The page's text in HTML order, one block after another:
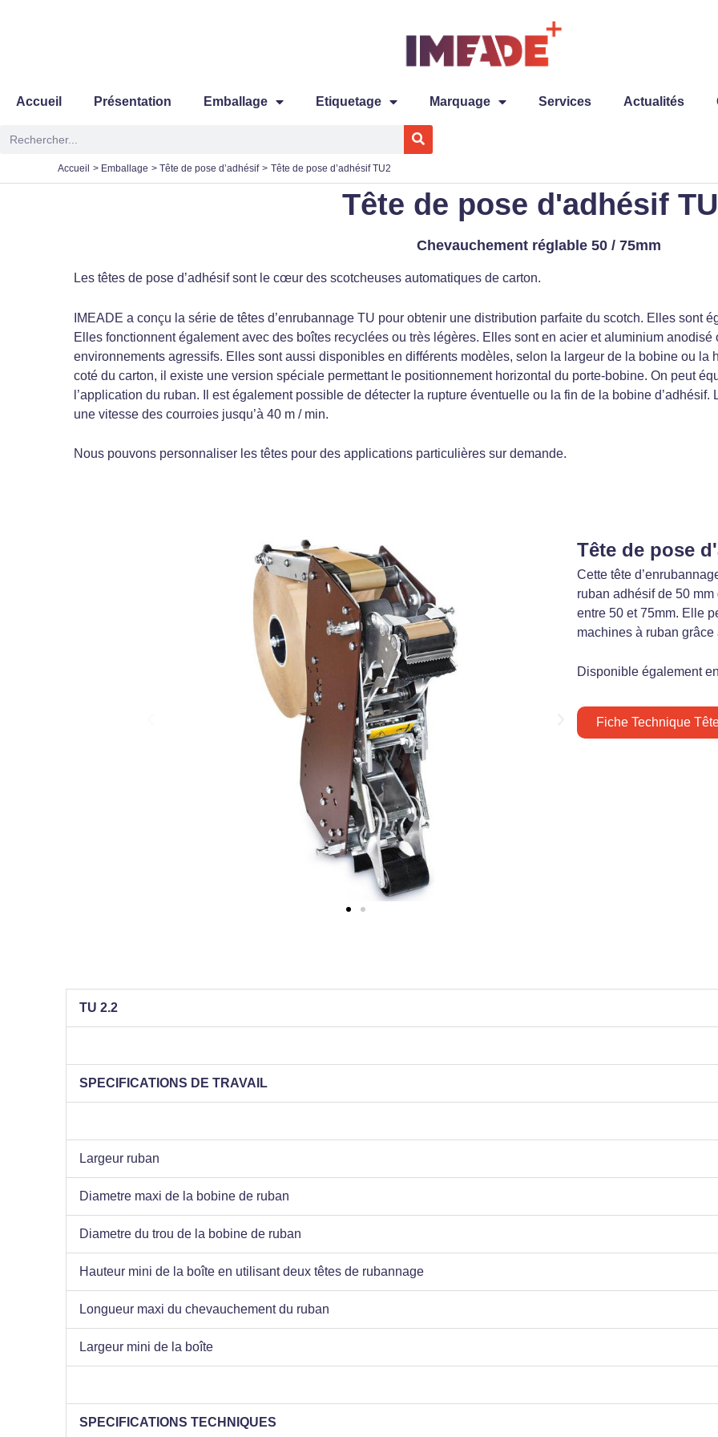
Accueil Présentation Emballage Etiquetage Marquage Services Actualités
Rechercher
Accueil Emballage Tête de pose d’adhésif Tête de pose d’adhésif TU2
Tête de pose d'adhésif
Chevauchement réglable 50 / 75mm
Les têtes de pose d’adhésif sont le cœur des scotcheuses automatiques de carton.
IMEADE a conçu la série de têtes d’enrubannage TU pour obtenir une distribution parfaite du scotch. Elles sont
Elles fonctionnent également avec des boîtes recyclées ou très légères. Elles sont en acier et aluminium
environnements agressifs. Elles sont aussi disponibles en différents modèles, selon la largeur de la bobine ou la
coté du carton, il existe une version spéciale permettant le positionnement horizontal du porte-bobine. On peut
l’application du ruban. Il est également possible de détecter la rupture éventuelle ou la fin de la bobine
une vitesse des courroies jusqu’à 40 m / min.
Nous pouvons personnaliser les têtes pour des applications particulières sur demande.
Tête de pose
Cette tête
ruban adhésif de 50
entre 50 et 75mm. Elle
machines à ruban
Disponible également
Fiche Technique
TU 2.2
SPECIFICATIONS DE TRAVAIL
Largeur ruban
Diametre maxi de la bobine de ruban
Diametre du trou de la bobine de ruban
Hauteur mini de la boîte en utilisant deux têtes de rubannage
Longueur maxi du chevauchement du ruban
Largeur mini de la boîte
SPECIFICATIONS TECHNIQUES